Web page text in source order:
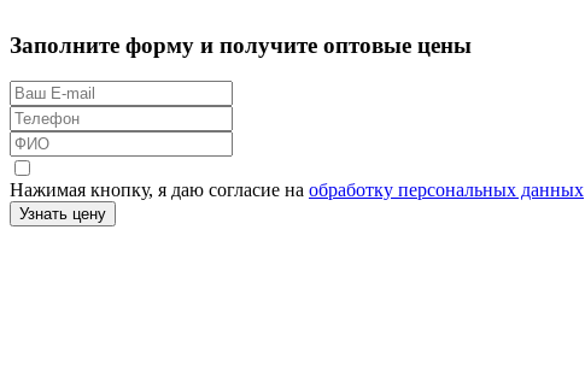
Заполните форму и получите оптовые цены
Нажимая кнопку, я даю согласие на обработку персональных данных
Узнать цену